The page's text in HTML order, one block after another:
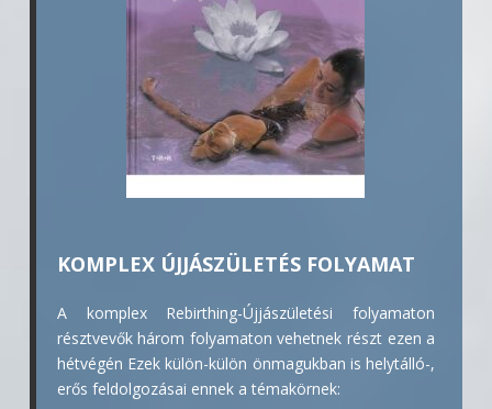
KOMPLEX ÚJJÁSZÜLETÉS FOLYAMAT
A komplex Rebirthing-Újjászületési folyamaton
résztvevők három folyamaton vehetnek részt ezen a
hétvégén Ezek külön-külön önmagukban is helytálló-,
erős feldolgozásai ennek a témakörnek: